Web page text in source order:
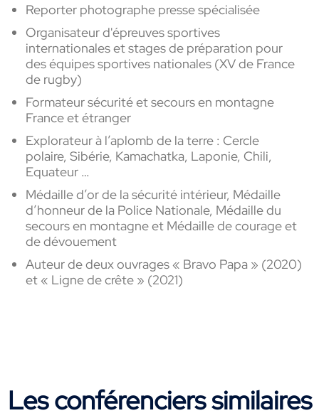
Reporter photographe presse spécialisée
Organisateurd'épreuves sportives
internationales et stages de préparation pour
des équipes sportives nationales (XV de France
de rugby)
Formateursécurité et secours en montagne
France et étranger
Explorateurà l’aplomb de la terre : Cercle
polaire, Sibérie, Kamachatka, Laponie, Chili,
Equateur …
Médaille d’or de la sécurité intérieur, Médaille
d’honneur de la Police Nationale, Médaille du
secours en montagne et Médaille de courage et
de dévouement
Auteurde deux ouvrages « Bravo Papa » (2020)
et« Ligne de crête » (2021)
Les conférenciers similaires